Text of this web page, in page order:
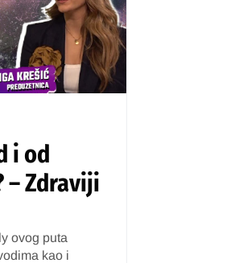
i od
– Zdraviji
ovog puta
kao i